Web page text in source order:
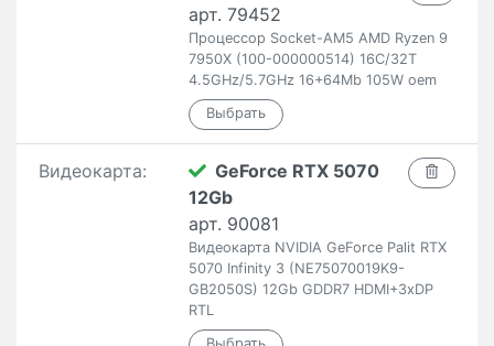
арт. 79452
Процессор Socket-AM5 AMD Ryzen 9
7950X (100-000000514) 16C/32T
4.5GHz/5.7GHz 16+64Mb 105W oem
Видеокарта:
GeForce RTX 5070
12Gb
арт. 90081
Видеокарта NVIDIA GeForce Palit RTX
5070 Infinity 3 (NE75070019K9-
GB2050S) 12Gb GDDR7 HDMI+3xDP
RTL